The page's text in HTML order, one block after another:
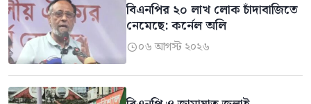
বিএনপির ২০ লাখ লোক চাঁদাবাজিতে
নেমেছে: কর্নেল অলি
০৬ আগস্ট ২০২৬